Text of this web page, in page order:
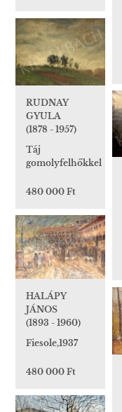
RUDNAY
GYULA
(1878 - 1957)
Táj
gomolyfelhőkkel
480 000 Ft
HALÁPY
JÁNOS
(1893 - 1960)
Fiesole,1937
480 000 Ft